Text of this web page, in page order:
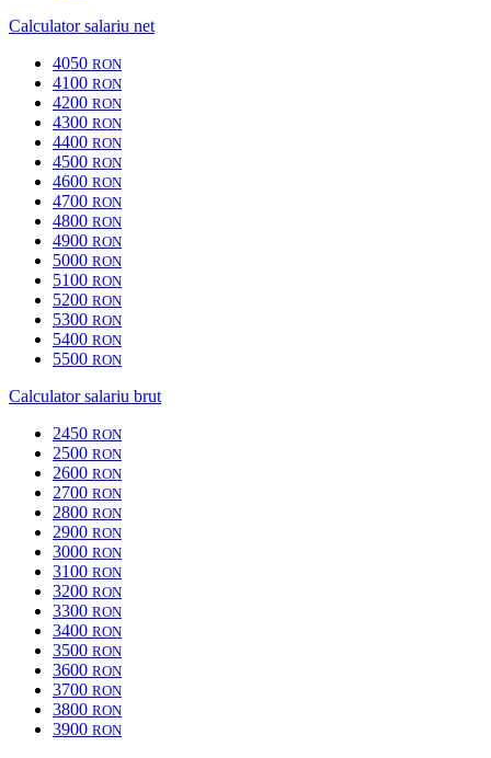
Calculator salariu net
4050 RON
4100 RON
4200 RON
4300 RON
4400 RON
4500 RON
4600 RON
4700 RON
4800 RON
4900 RON
5000 RON
5100 RON
5200 RON
5300 RON
5400 RON
5500 RON
Calculator salariu brut
2450 RON
2500 RON
2600 RON
2700 RON
2800 RON
2900 RON
3000 RON
3100 RON
3200 RON
3300 RON
3400 RON
3500 RON
3600 RON
3700 RON
3800 RON
3900 RON